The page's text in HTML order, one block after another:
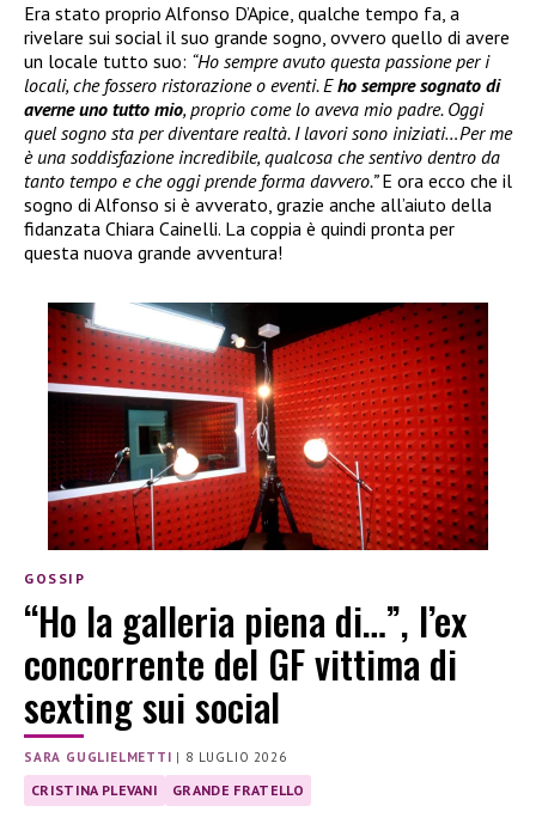
Era stato proprio Alfonso D’Apice, qualche tempo fa, a
rivelare sui social il suo grande sogno, ovvero quello di avere
un locale tutto suo: “Ho sempre avuto questa passione per i
locali, che fossero ristorazione o eventi. Eho sempre sognato di
averne uno tutto mio, proprio come lo aveva mio padre. Oggi
quel sogno sta per diventare realtà. I lavori sono iniziati…Per me
è una soddisfazione incredibile, qualcosa che sentivo dentro da
tanto tempo e che oggi prende forma davvero.”E ora ecco che il
sogno di Alfonso si è avverato, grazie anche all’aiuto della
fidanzata Chiara Cainelli. La coppia è quindi pronta per
questa nuova grande avventura!
GOSSIP
“Ho la galleria piena di…”, l’ex
concorrente del GF vittima di
sexting sui social
SARA GUGLIELMETTI | 8 LUGLIO 2026
CRISTINA PLEVANI GRANDE FRATELLO